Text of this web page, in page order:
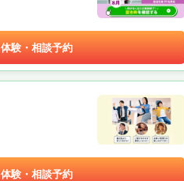
体験・相談予約
体験・相談予約